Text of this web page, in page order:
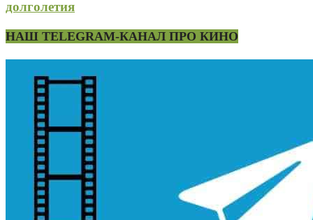
долголетия
НАШ TELEGRAM-КАНАЛ ПРО КИНО